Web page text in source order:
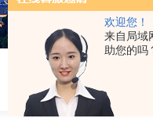
欢迎您！
来自局域
助您的吗